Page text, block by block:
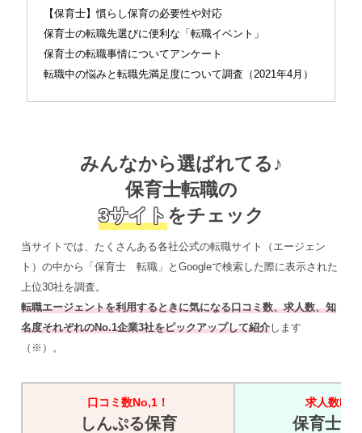
【保育士】慣らし保育の必要性や対応
保育士の転職先選びに便利な「転職イベント」
保育士の転職事情についてアンケート
転職中の悩みと転職先満足度について調査（2021年4月）
みんなから選ばれてる♪
保育士転職の
3サイト をチェック
当サイトでは、たくさんある各社公式の転職サイト（エージェン
ト）の中から「保育士 転職」とGoogleで検索した際に表示された
上位30社を調査。
転職エージェントを利用するときに気になる口コミ数、求人数、知
名度それぞれのNo.1企業3社をピックアップして紹介します
（※）。
口コミ数No,1！
しんぷる保育
求人数
保育士バ